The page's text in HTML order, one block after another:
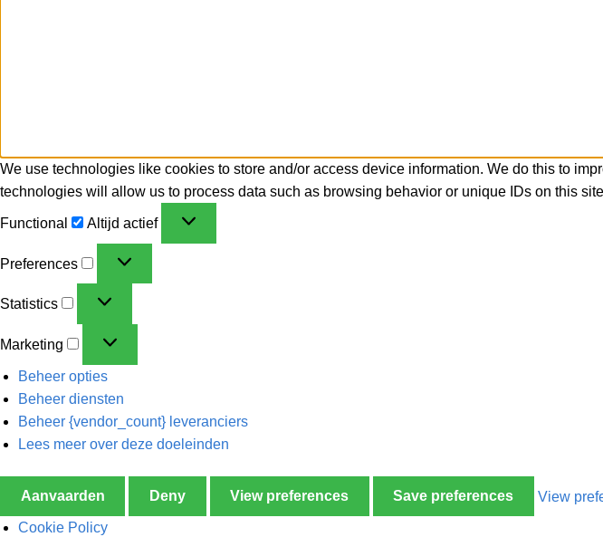
We use technologies like cookies to store and/or access device information. We do this to
technologies will allow us to process data such as browsing behavior or unique IDs on this
Functional Altijd actief
Preferences
Statistics
Marketing
Beheer opties
Beheer diensten
Beheer {vendor_count} leveranciers
Lees meer over deze doeleinden
Aanvaarden Deny View preferences Save preferences View
Cookie Policy